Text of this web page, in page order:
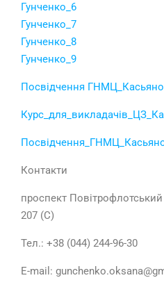
Гунченко_6
Гунченко_7
Гунченко_8
Гунченко_9
Посвідчення
Контакти
проспект Повітрофлотський
207 (С)
Тел.: +38 (044) 244-96-30
E-mail: